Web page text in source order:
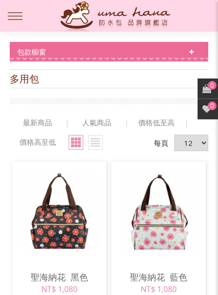
包款櫥窗
多用包
最新商品 | 人氣商品 | 價格低至高
|
價格高至低
每頁
聖海納花 黑色
NT$ 1,080
聖海納花 藍色
NT$ 1,080
0
0